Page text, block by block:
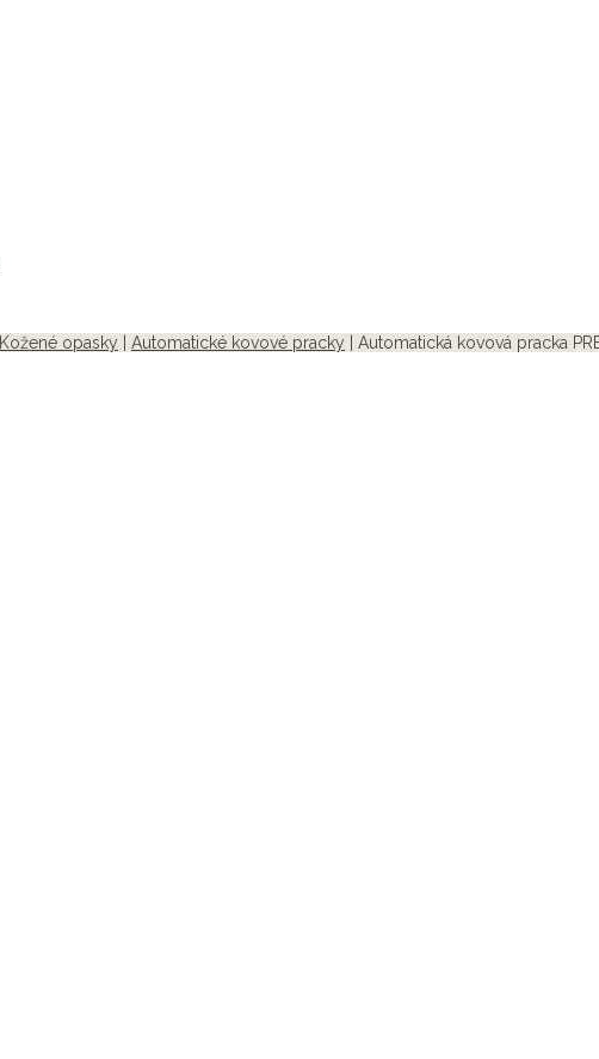
Kožené opasky Automatické kovové pracky | Automatická kovová pracka